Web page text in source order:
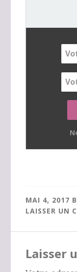
MAI 4, 2017
LAISSER UN
duLaisser